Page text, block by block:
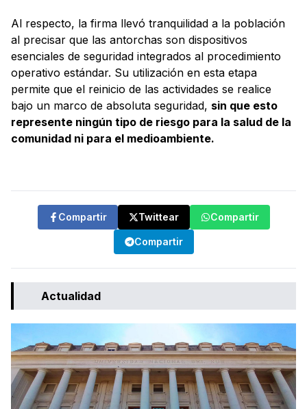
Al respecto, la firma llevó tranquilidad a la población
al precisar que las antorchas son dispositivos
esenciales de seguridad integrados al procedimiento
operativo estándar. Su utilización en esta etapa
permite que el reinicio de las actividades se realice
bajo un marco de absoluta seguridad, sin que esto
represente ningún tipo de riesgo para la salud de la
comunidad ni para el medioambiente.
Compartir Twittear Compartir
Compartir
Actualidad